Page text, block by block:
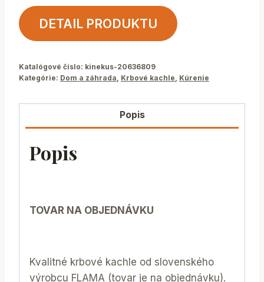
DETAIL PRODUKTU
Katalógové číslo: kinekus-20636809
Kategórie: Dom a záhrada Krbové kachle Kúrenie
Popis
Popis
TOVAR NA OBJEDNÁVKU
Kvalitné krbové kachle od slovenského
výrobcu FLAMA (tovar je na objednávku).